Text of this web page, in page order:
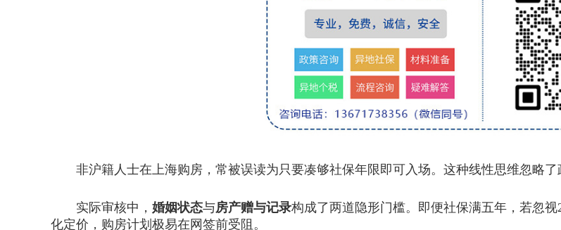
非沪籍人士在上海购房，常被误读为只要凑够社保年限即可入场。这种线性思维忽略了
实际审核中， 婚姻状态与房产赠与记录构成了两道隐形门槛。即便社保满五年，若忽
化定价，购房计划极易在网签前受阻。